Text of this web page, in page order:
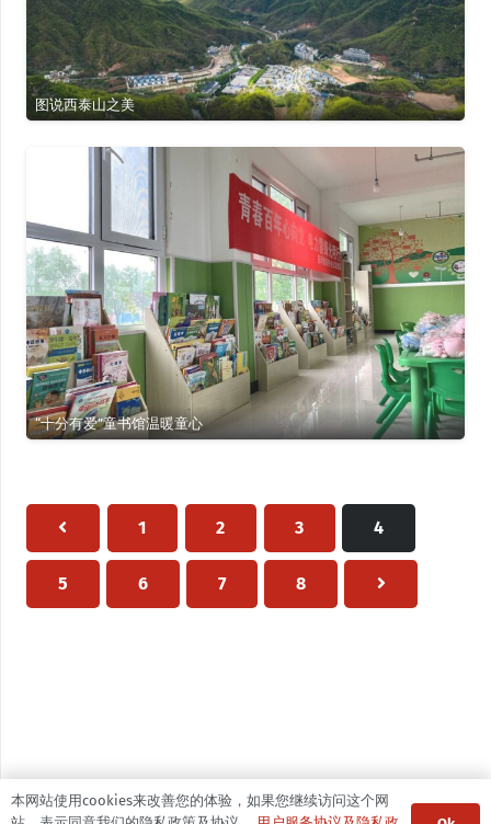
图说西泰山之美
“十分有爱”童书馆温暖童心
1 2 3 4
5 6 7 8
本网站使用cookies来改善您的体验，如果您继续访问这个网